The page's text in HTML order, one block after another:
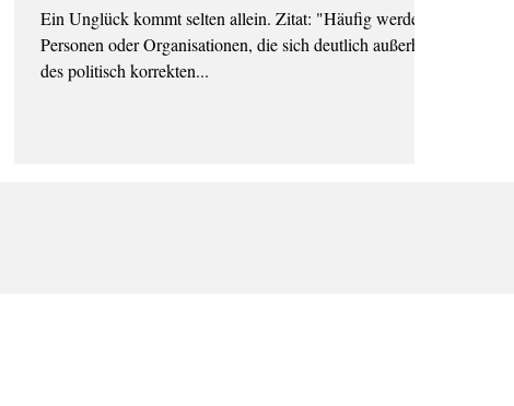
Ein Unglück kommt selten allein. Zitat: "Häufig werden
Personen oder Organisationen, die sich deutlich außerhalb
des politisch korrekten...